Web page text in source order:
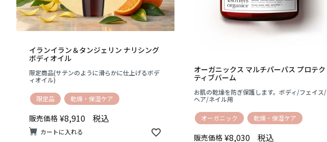
限定商品(サテンのように滑らかに仕上げるボデ
ィオイル)
イランイラン＆タンジェリン ナリシング
ボディオイル
限定品 乾燥・保湿ケア
販売価格 ¥8,910 税込
カートに入れる
お肌の乾燥を防ぎ保護します。ボディ/フェイス/
ヘア/ネイル用
オーガニックス マルチパーパス プロテク
ティブバーム
オーガニック 乾燥・保湿ケア
販売価格 ¥8,030 税込